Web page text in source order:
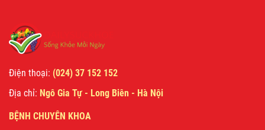
Điện thoại: (024) 37 152 152
Địa chỉ: Ngô Gia Tự - Long Biên - Hà Nội
BỆNH CHUYÊN KHOA